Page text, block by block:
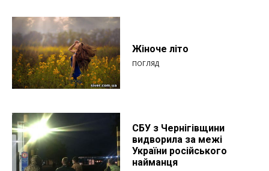
Жіноче літо
ПОГЛЯД
СБУ з Чернігівщини
видворила за межі
України російського
найманця